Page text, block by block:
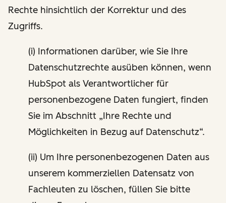
Rechte hinsichtlich der Korrektur und des
Zugriffs.
(i) Informationen darüber, wie Sie Ihre
Datenschutzrechte ausüben können, wenn
HubSpot als Verantwortlicher für
personenbezogene Daten fungiert, finden
Sie im Abschnitt „Ihre Rechte und
Möglichkeiten in Bezug auf Datenschutz“.
(ii) Um Ihre personenbezogenen Daten aus
unserem kommerziellen Datensatz von
Fachleuten zu löschen, füllen Sie bitte